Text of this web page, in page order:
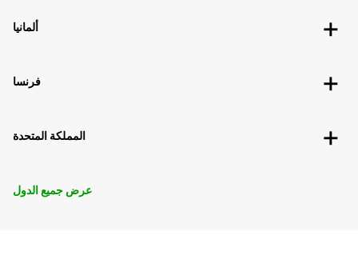
ألمانيا
فرنسا
المملكة المتحدة
عرض جميع الدول